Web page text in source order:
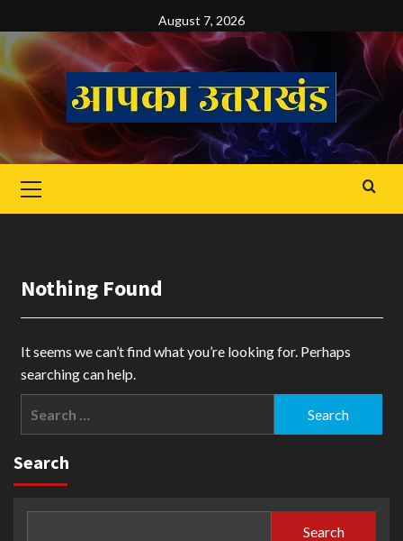
to
content
August 7, 2026
Menu
Nothing Found
It seems we can’t find what you’re looking for. Perhaps
searching can help.
Search
Search